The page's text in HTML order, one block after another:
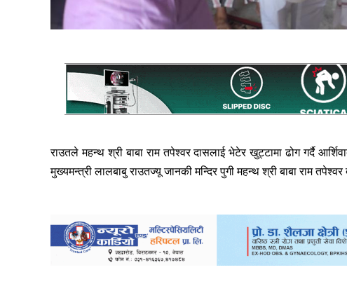
राउतले महन्थ श्री बाबा राम तपेश्वर दासलाई भेटेर खुट्टामा ढोग गर्दै
मुख्यमन्त्री लालबाबु राउतज्यू जानकी मन्दिर पुगी महन्थ श्री बाबा राम